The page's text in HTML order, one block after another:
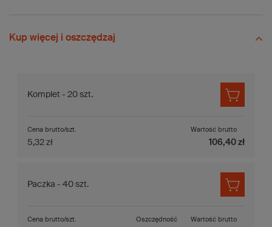
Kup więcej i oszczędzaj
Komplet - 20 szt.
Cena brutto/szt.
5,32 zł
Wartość brutto
106,40 zł
Paczka - 40 szt.
Oszczędność
Cena brutto/szt. Wartość brutto